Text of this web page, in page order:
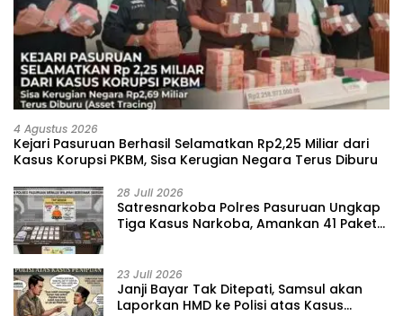
4 Agustus 2026
Kejari Pasuruan Berhasil Selamatkan Rp2,25 Miliar dari
Kasus Korupsi PKBM, Sisa Kerugian Negara Terus Diburu
28 Juli 2026
‎Satresnarkoba Polres Pasuruan Ungkap
Tiga Kasus Narkoba, Amankan 41 Paket
23 Juli 2026
‎Janji Bayar Tak Ditepati, Samsul akan
Laporkan HMD ke Polisi atas Kasus